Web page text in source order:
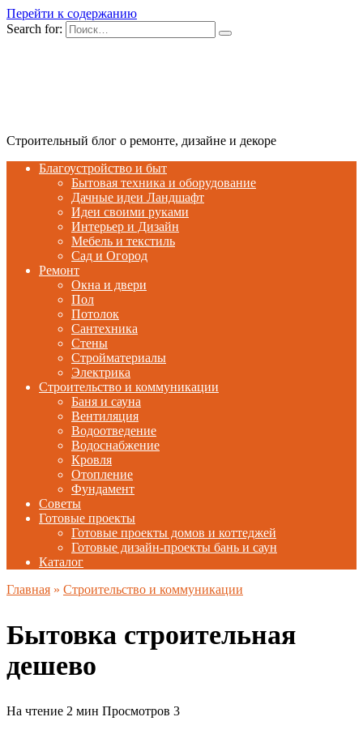
Перейти к содержанию
Search for:
Строительный блог о ремонте, дизайне и декоре
Благоустройство и быт
Бытовая техника и оборудование
Дачные идеи Ландшафт
Идеи своими руками
Интерьер и Дизайн
Мебель и текстиль
Сад и Огород
Ремонт
Окна и двери
Пол
Потолок
Сантехника
Стены
Стройматериалы
Электрика
Строительство и коммуникации
Баня и сауна
Вентиляция
Водоотведение
Водоснабжение
Кровля
Отопление
Фундамент
Советы
Готовые проекты
Готовые проекты домов и коттеджей
Готовые дизайн-проекты бань и саун
Каталог
Главная » Строительство и коммуникации
Бытовка строительная
дешево
На чтение 2 мин Просмотров 3